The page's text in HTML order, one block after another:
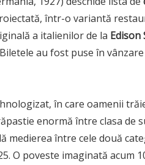
într-o variantă
a italienilor de la Edison
au fost puse în
în care oamenii
enormă între clasa de
între cele două
O poveste imaginată acum